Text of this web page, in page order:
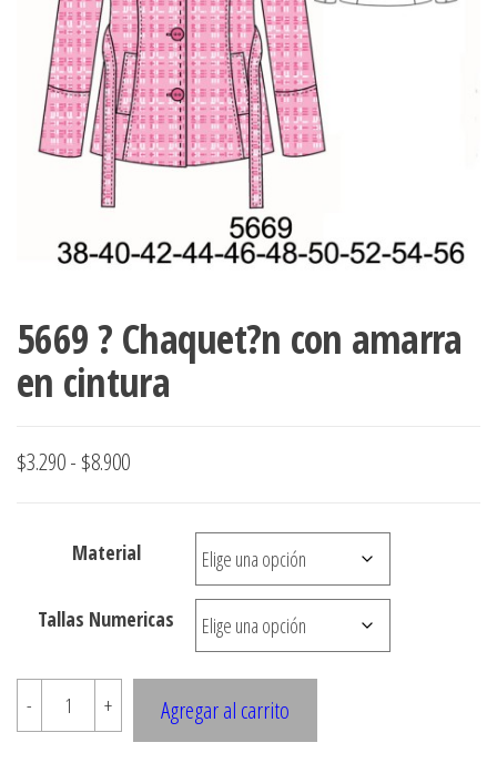
accumark ,
pdf , Moldes
Gerber ,
ropa,
Digitalización
accumark,
Moldes en
pdf, Moldes
Chile.
5669 ? Chaquet?n con amarra
en cintura
$3.290- $8.900Rango
desde
$3.290
$8.900
Material
Tallas Numericas
-
5669
?
+ Agregar al carrito